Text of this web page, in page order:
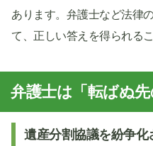
あります。弁護士など法律
て、正しい答えを得られる
弁護士は「転ばぬ先
遺産分割協議を紛争化